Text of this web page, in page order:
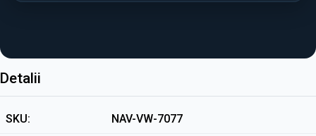
Detalii
SKU NAV-VW-7077